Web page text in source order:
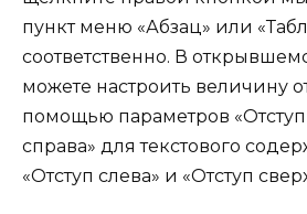
пункт меню «Абзац» или
соответственно. В
можете настроить величину
помощью параметров «Отступ
справа» для текстового
«Отступ слева» и «Отступ